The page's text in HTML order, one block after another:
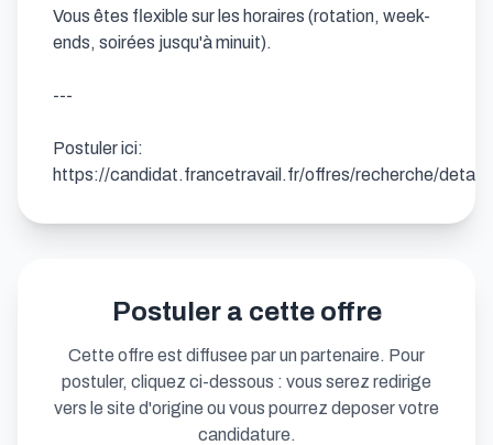
Vous êtes flexible sur les horaires (rotation, week-
ends, soirées jusqu'à minuit).
---
Postuler ici:
https://candidat.francetravail.fr/offres/recherche/detail/
Postuler a cette offre
Cette offre est diffusee par un partenaire. Pour
postuler, cliquez ci-dessous : vous serez redirige
vers le site d'origine ou vous pourrez deposer votre
candidature.